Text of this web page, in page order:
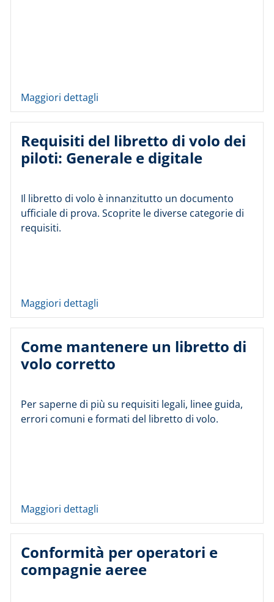
Maggiori dettagli
Requisiti del libretto di volo dei
piloti: Generale e digitale
Il libretto di volo è innanzitutto un documento
ufficiale di prova. Scoprite le diverse categorie di
requisiti.
Maggiori dettagli
Come mantenere un libretto di
volo corretto
Per saperne di più su requisiti legali, linee guida,
errori comuni e formati del libretto di volo.
Maggiori dettagli
Conformità per operatori e
compagnie aeree